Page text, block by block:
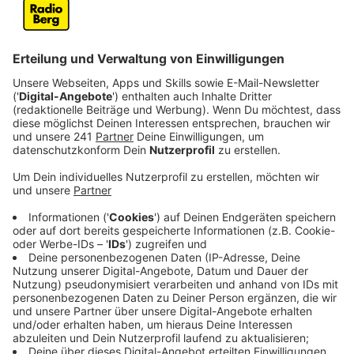
Anzeige
Freunde und Lehrer*innen werden
schmerzlich vermisst
Anzeige
Die Schüler hocken oft stundenlang und ganz alleine
zu Hause vor dem Bildschirm und lernen vor sich hin.
Das klappt bei dem Einen schon ganz gut, beim
Anderen kommt nicht so viel dabei rum. Abiturienten
haben Angst, nicht ausreichend auf die Prüfungen
vorbereitet zu sein oder dass ihr "Corona-Abi" nicht so
viel wert ist, wie ein normales Abi. Hinzu kommt die
Einsamkeit und die fehlenden Kontakte, die gerade für
Jugendliche und Kinder extrem wichtig sind.